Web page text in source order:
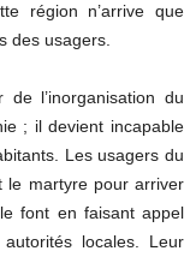
région n’arrive que
des usagers.
l’inorganisation du
; il devient incapable
Les usagers du
le martyre pour arriver
font en faisant appel
locales. Leur